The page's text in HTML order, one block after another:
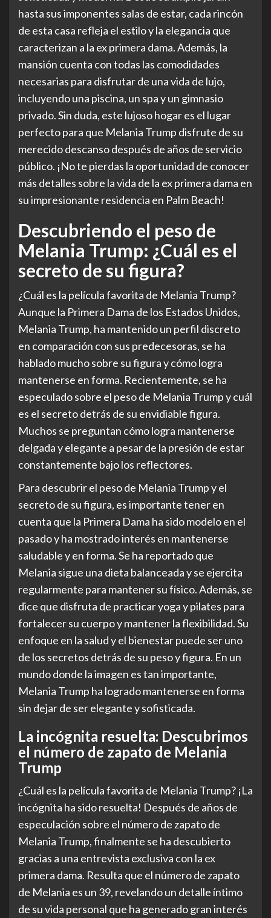
hasta sus imponentes salas de estar, cada rincón
de esta casa refleja el estilo y la elegancia que
caracterizan a la ex primera dama. Además, la
mansión cuenta con todas las comodidades
necesarias para disfrutar de una vida de lujo,
incluyendo una piscina, un spa y un gimnasio
privado. Sin duda, este lujoso hogar es el lugar
perfecto para que Melania Trump disfrute de su
merecido descanso después de años de servicio
público. ¡No te pierdas la oportunidad de conocer
más detalles sobre la vida de la ex primera dama en
su impresionante residencia en Palm Beach!
Descubriendo el peso de
Melania Trump: ¿Cuál es el
secreto de su figura?
¿Cuál es la película favorita de Melania Trump?
Aunque la Primera Dama de los Estados Unidos,
Melania Trump, ha mantenido un perfil discreto
en comparación con sus predecesoras, se ha
hablado mucho sobre su figura y cómo logra
mantenerse en forma. Recientemente, se ha
especulado sobre el peso de Melania Trump y cuál
es el secreto detrás de su envidiable figura.
Muchos se preguntan cómo logra mantenerse
delgada y elegante a pesar de la presión de estar
constantemente bajo los reflectores.
Para descubrir el peso de Melania Trump y el
secreto de su figura, es importante tener en
cuenta que la Primera Dama ha sido modelo en el
pasado y ha mostrado interés en mantenerse
saludable y en forma. Se ha reportado que
Melania sigue una dieta balanceada y se ejercita
regularmente para mantener su físico. Además, se
dice que disfruta de practicar yoga y pilates para
fortalecer su cuerpo y mantener la flexibilidad. Su
enfoque en la salud y el bienestar puede ser uno
de los secretos detrás de su peso y figura. En un
mundo donde la imagen es tan importante,
Melania Trump ha logrado mantenerse en forma
sin dejar de ser elegante y sofisticada.
La incógnita resuelta: Descubrimos
el número de zapato de Melania
Trump
¿Cuál es la película favorita de Melania Trump? ¡La
incógnita ha sido resuelta! Después de años de
especulación sobre el número de zapato de
Melania Trump, finalmente se ha descubierto
gracias a una entrevista exclusiva con la ex
primera dama. Resulta que el número de zapato
de Melania es un 39, revelando un detalle íntimo
de su vida personal que ha generado gran interés